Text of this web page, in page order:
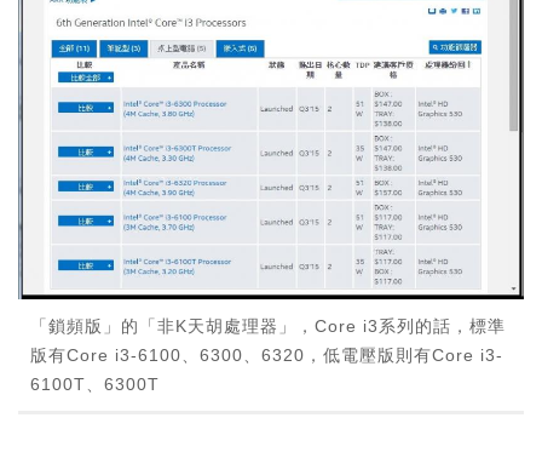
「鎖頻版」的「非K天胡處理器」，Core i3系列的話，標準
版有Core i3-6100、6300、6320，低電壓版則有Core i3-
6100T、6300T